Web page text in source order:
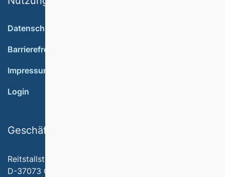
Datenschutz
Barrierefreiheit
Impressum
Login
Geschäftsstelle
Reitstallstr. 7
D-37073 Göttingen